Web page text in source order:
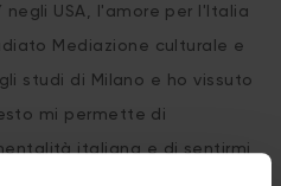
USA, l'amore per l'Italia
Mediazione culturale e
studi di Milano e ho vissuto
mi permette di
italiana e di sentirmi